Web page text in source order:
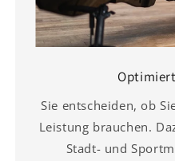
Sie entscheiden, ob
Leistung brauchen.
Stadt- und